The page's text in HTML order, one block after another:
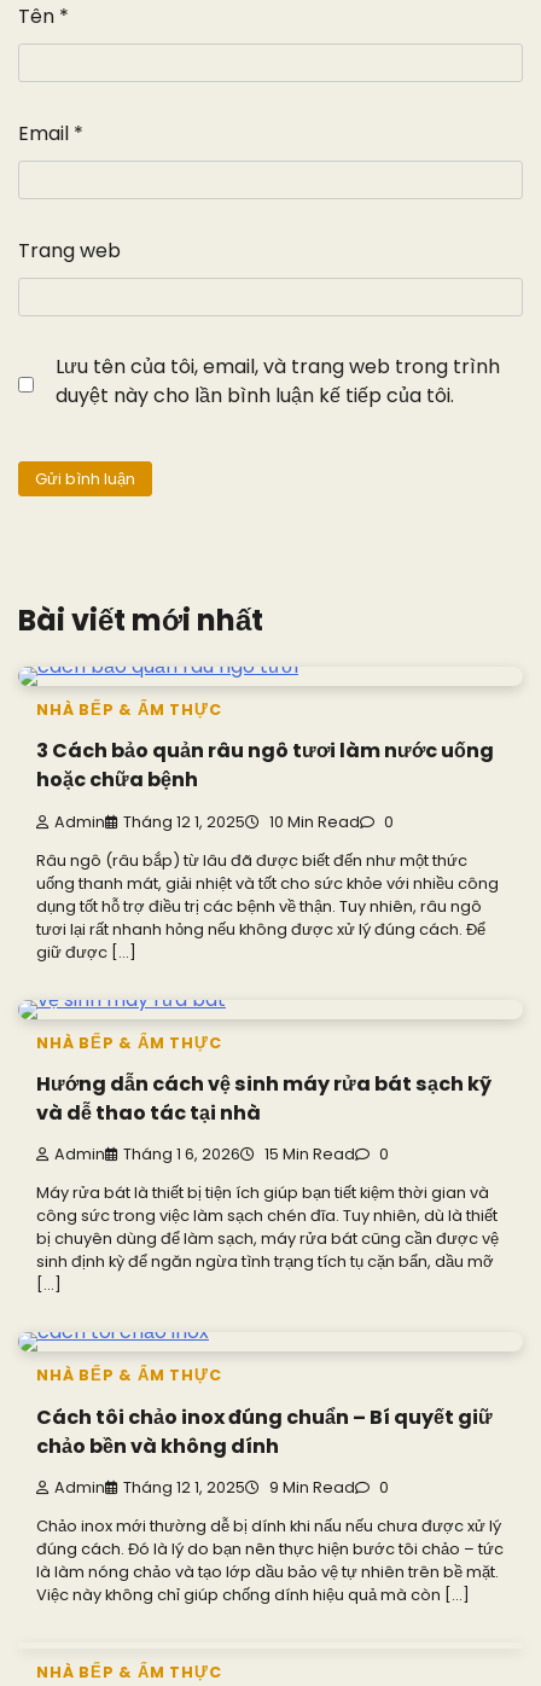
Tên *
Email *
Trang web
Lưu tên của tôi, email, và trang web trong trình
duyệt này cho lần bình luận kế tiếp của tôi.
Bài viết mới nhất
NHÀ BẾP & ẨM THỰC
3 Cách bảo quản râu ngô tươi làm nước uống
hoặc chữa bệnh
Admin Tháng 12 1, 2025 10 Min Read 0
Râu ngô (râu bắp) từ lâu đã được biết đến như một thức
uống thanh mát, giải nhiệt và tốt cho sức khỏe với nhiều công
dụng tốt hỗ trợ điều trị các bệnh về thận. Tuy nhiên, râu ngô
tươi lại rất nhanh hỏng nếu không được xử lý đúng cách. Để
giữ được […]
NHÀ BẾP & ẨM THỰC
Hướng dẫn cách vệ sinh máy rửa bát sạch kỹ
và dễ thao tác tại nhà
Admin Tháng 1 6, 2026 15 Min Read 0
Máy rửa bát là thiết bị tiện ích giúp bạn tiết kiệm thời gian và
công sức trong việc làm sạch chén đĩa. Tuy nhiên, dù là thiết
bị chuyên dùng để làm sạch, máy rửa bát cũng cần được vệ
sinh định kỳ để ngăn ngừa tình trạng tích tụ cặn bẩn, dầu mỡ
[…]
NHÀ BẾP & ẨM THỰC
Cách tôi chảo inox đúng chuẩn – Bí quyết giữ
chảo bền và không dính
Admin Tháng 12 1, 2025 9 Min Read 0
Chảo inox mới thường dễ bị dính khi nấu nếu chưa được xử lý
đúng cách. Đó là lý do bạn nên thực hiện bước tôi chảo – tức
là làm nóng chảo và tạo lớp dầu bảo vệ tự nhiên trên bề mặt.
Việc này không chỉ giúp chống dính hiệu quả mà còn […]
NHÀ BẾP & ẨM THỰC